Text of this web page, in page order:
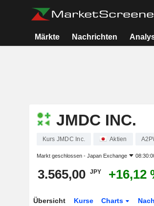
Märkte Nachrichten
JMDC INC.
Kurs JMDC Inc. Aktien
Markt geschlossen - Japan Exchange
3.565,00 JPY +16,12
Übersicht Kurse Charts